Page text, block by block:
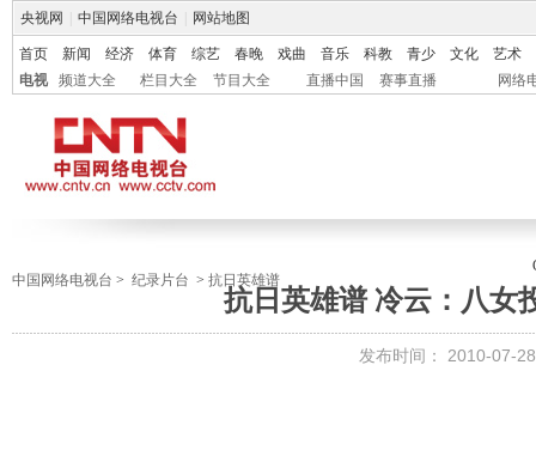
央视网 中国网络电视台 网站地图
首页 新闻 经济 体育 综艺 春晚 戏曲 音乐 科教 青少 文化
艺术
电视
频道大全 栏目大全 节目大全 直播中国 赛事直播 网络
中国网络电视台 > 纪录片台 > 抗日英雄谱
抗日英雄谱 冷云：八女
发布时间： 2010-07-